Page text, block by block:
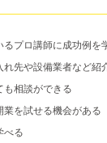
るプロ講師に成功例を
れ先や設備業者など紹
も相談ができる
業を試せる機会がある
べる